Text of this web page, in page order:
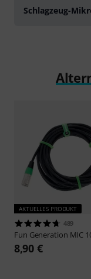
Schlagzeug-
AKTUELLES PRODUKT
489
Fun Generation MIC
8,90 €